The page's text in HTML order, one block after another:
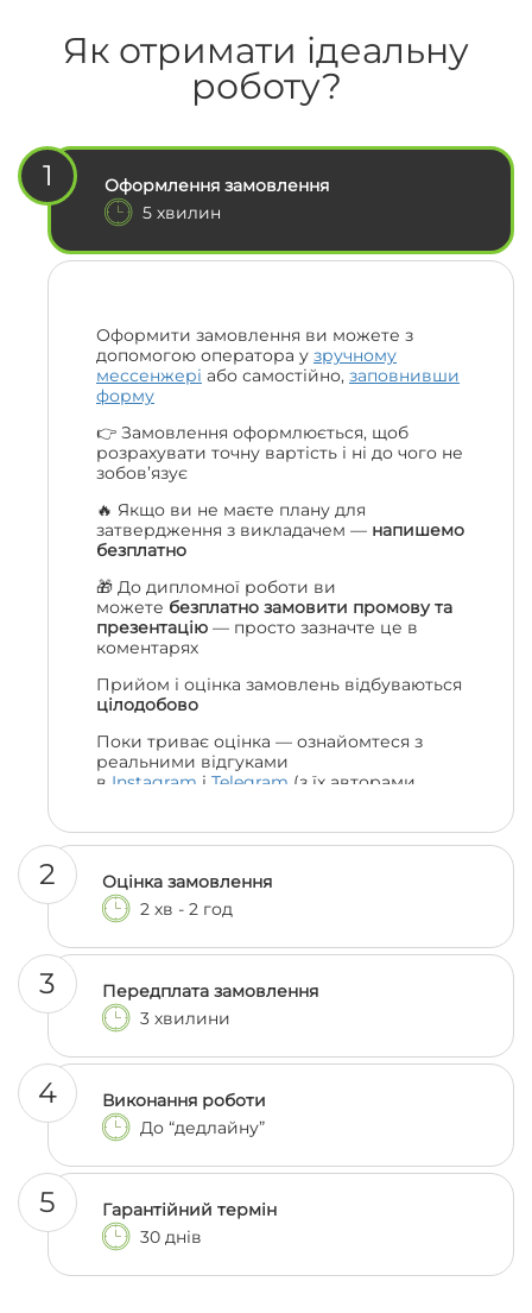
Як отримати ідеальну
роботу?
1
Оформлення замовлення
5 хвилин
Оформити замовлення ви можете з
допомогою оператора у зручному
мессенжері або самостійно, заповнивши
форму
👉 Замовлення оформлюється, щоб
розрахувати точну вартість і ні до чого не
зобов’язує
🔥 Якщо ви не маєте плану для
затвердження з викладачем — напишемо
безплатно
🎁 До дипломної роботи ви
можете безплатно замовити промову та
презентацію — просто зазначте це в
коментарях
Прийом і оцінка замовлень відбуваються
цілодобово
Поки триває оцінка — ознайомтеся з
реальними відгуками
в Instagram і Telegram (з їх авторами
2
Оцінка замовлення
2 хв - 2 год
3
Передплата замовлення
3 хвилини
4
Виконання роботи
До “дедлайну”
5
Гарантійний термін
30 днів